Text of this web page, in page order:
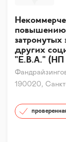
других
"Е.В.А." (НП
190020,